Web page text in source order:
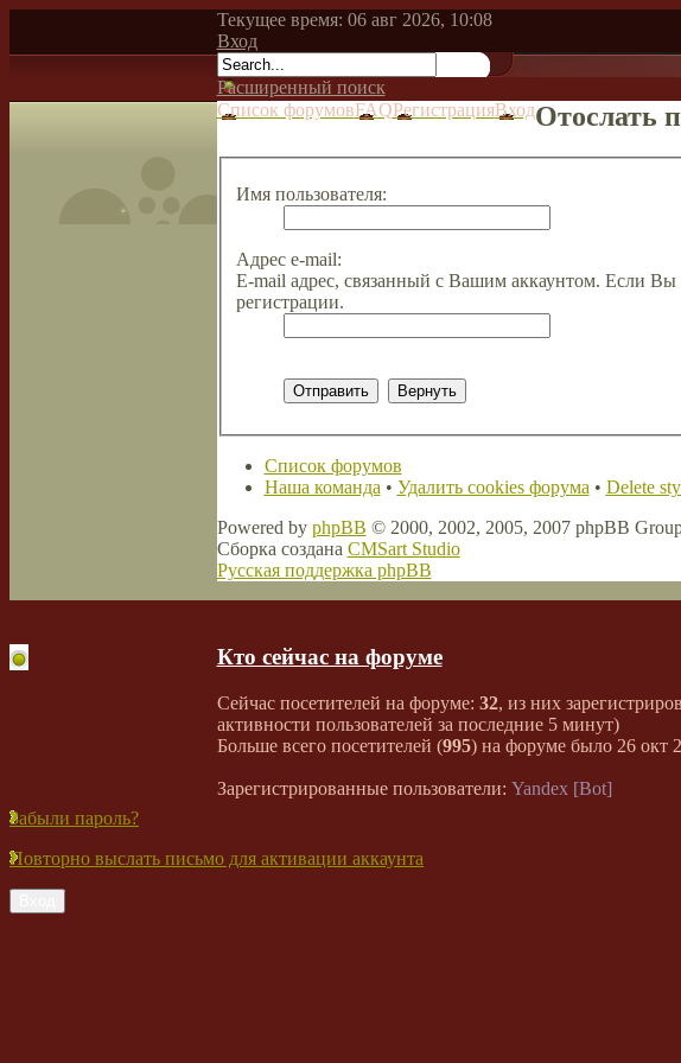
Текущее время: 06 авг 2026, 10:08
Вход
Расширенный поиск
Список форумовFAQРегистрацияВходОтослать
Имя пользователя:
Адрес e-mail:
E-mail адрес, связанный с Вашим аккаунтом. Если Вы
регистрации.
Список форумов
Наша команда• Удалить cookies форума• Delete
Powered by phpBB © 2000, 2002, 2005, 2007 phpBB
Сборка создана CMSart Studio
Русская поддержка phpBB
Кто сейчас на форуме
Сейчас посетителей на форуме: 32, из них
активности пользователей за последние 5 минут)
Больше всего посетителей (995) на форуме было 26 окт
Зарегистрированные пользователи: Yandex [Bot]
Забыли пароль?
Повторно выслать письмо для активации аккаунта